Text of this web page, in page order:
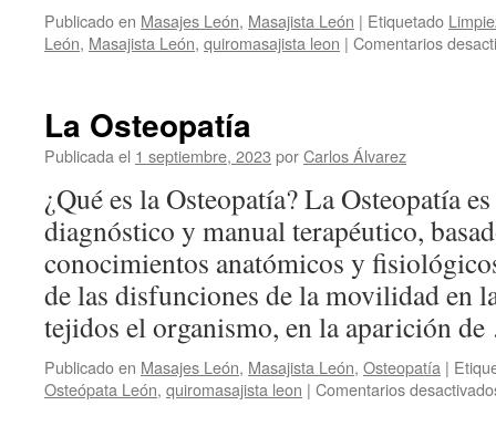
Publicado en Masajes León, Masajista León | Etiquetado
León, Masajista León, quiromasajista leon | Comentarios
La Osteopatía
Publicada el 1 septiembre, 2023 porCarlos Álvarez
¿Qué es la Osteopatía? La Osteopatía
diagnóstico y manual terapéutico,
conocimientos anatómicos y
de las disfunciones de la movilidad en
tejidos el organismo, en la aparición
Publicado en Masajes León, Masajista León, Osteopatía |
Osteópata León, quiromasajista leon | Comentarios